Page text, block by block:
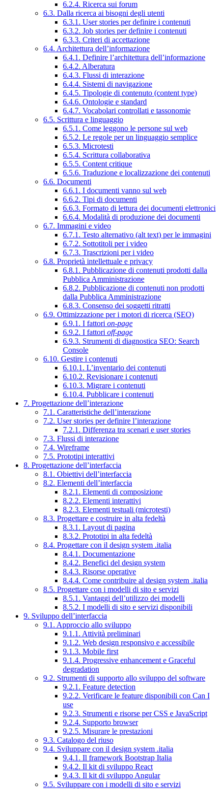
6.2.4. Ricerca sui forum
6.3. Dalla ricerca ai bisogni degli utenti
6.3.1. User stories per definire i contenuti
6.3.2. Job stories per definire i contenuti
6.3.3. Criteri di accettazione
6.4. Architettura dell’informazione
6.4.1. Definire l’architettura dell’informazione
6.4.2. Alberatura
6.4.3. Flussi di interazione
6.4.4. Sistemi di navigazione
6.4.5. Tipologie di contenuto (content type)
6.4.6. Ontologie e standard
6.4.7. Vocabolari controllati e tassonomie
6.5. Scrittura e linguaggio
6.5.1. Come leggono le persone sul web
6.5.2. Le regole per un linguaggio semplice
6.5.3. Microtesti
6.5.4. Scrittura collaborativa
6.5.5. Content critique
6.5.6. Traduzione e localizzazione dei contenuti
6.6. Documenti
6.6.1. I documenti vanno sul web
6.6.2. Tipi di documenti
6.6.3. Formato di lettura dei documenti elettronici
6.6.4. Modalità di produzione dei documenti
6.7. Immagini e video
6.7.1. Testo alternativo (alt text) per le immagini
6.7.2. Sottotitoli per i video
6.7.3. Trascrizioni per i video
6.8. Proprietà intellettuale e privacy
6.8.1. Pubblicazione di contenuti prodotti dalla
Pubblica Amministrazione
6.8.2. Pubblicazione di contenuti non prodotti
dalla Pubblica Amministrazione
6.8.3. Consenso dei soggetti ritratti
6.9. Ottimizzazione per i motori di ricerca (SEO)
6.9.1. I fattori on-page
6.9.2. I fattori off-page
6.9.3. Strumenti di diagnostica SEO: Search
Console
6.10. Gestire i contenuti
6.10.1. L’inventario dei contenuti
6.10.2. Revisionare i contenuti
6.10.3. Migrare i contenuti
6.10.4. Pubblicare i contenuti
7. Progettazione dell’interazione
7.1. Caratteristiche dell’interazione
7.2. User stories per definire l’interazione
7.2.1. Differenza tra scenari e user stories
7.3. Flussi di interazione
7.4. Wireframe
7.5. Prototipi interattivi
8. Progettazione dell’interfaccia
8.1. Obiettivi dell’interfaccia
8.2. Elementi dell’interfaccia
8.2.1. Elementi di composizione
8.2.2. Elementi interattivi
8.2.3. Elementi testuali (microtesti)
8.3. Progettare e costruire in alta fedeltà
8.3.1. Layout di pagina
8.3.2. Prototipi in alta fedeltà
8.4. Progettare con il design system .italia
8.4.1. Documentazione
8.4.2. Benefici del design system
8.4.3. Risorse operative
8.4.4. Come contribuire al design system .italia
8.5. Progettare con i modelli di sito e servizi
8.5.1. Vantaggi dell’utilizzo dei modelli
8.5.2. I modelli di sito e servizi disponibili
9. Sviluppo dell’interfaccia
9.1. Approccio allo sviluppo
9.1.1. Attività preliminari
9.1.2. Web design responsivo e accessibile
9.1.3. Mobile first
9.1.4. Progressive enhancement e Graceful
degradation
9.2. Strumenti di supporto allo sviluppo del software
9.2.1. Feature detection
9.2.2. Verificare le feature disponibili con Can I
use
9.2.3. Strumenti e risorse per CSS e JavaScript
9.2.4. Supporto browser
9.2.5. Misurare le prestazioni
9.3. Catalogo del riuso
9.4. Sviluppare con il design system .italia
9.4.1. Il framework Bootstrap Italia
9.4.2. Il kit di sviluppo React
9.4.3. Il kit di sviluppo Angular
9.5. Sviluppare con i modelli di sito e servizi